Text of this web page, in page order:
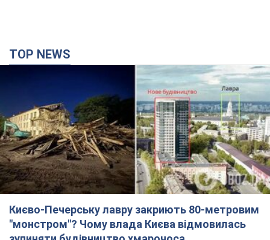
TOP NEWS
Києво-Печерську лавру закриють 80-метровим
"монстром"? Чому влада Києва відмовилась